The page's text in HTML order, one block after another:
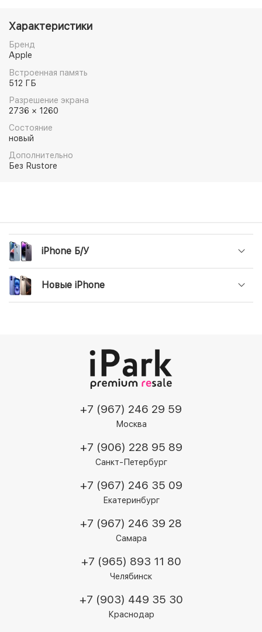
читаемость даже на солнце. Процессор A19 Pro и
основная камера Fusion 48 МП с двукратным
оптическим зумом гарантируют высокую
производительность и профессиональное качество
снимков в ультратонком корпусе весом 165
граммов.
Характеристики
Бренд
Apple
Встроенная память
512 ГБ
Разрешение экрана
2736 × 1260
Состояние
новый
Дополнительно
Без Rustore
iPhone Б/У
Новые iPhone
+7 (967) 246 29 59
Москва
+7 (906) 228 95 89
Санкт-Петербург
+7 (967) 246 35 09
Екатеринбург
+7 (967) 246 39 28
Самара
+7 (965) 893 11 80
Челябинск
+7 (903) 449 35 30
Краснодар